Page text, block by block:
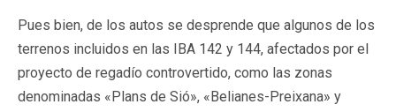
Pues bien, de los autos se desprende que algunos de los
terrenos incluidos en las IBA 142 y 144, afectados por el
proyecto de regadío controvertido, como las zonas
denominadas «Plans de Sió», «Belianes-Preixana» y